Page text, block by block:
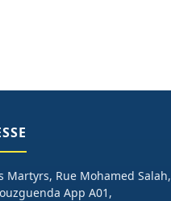
Martyrs, Rue Mohamed Salah,
App A01,